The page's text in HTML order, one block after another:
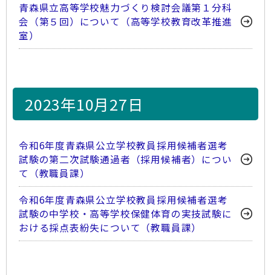
青森県立高等学校魅力づくり検討会議第１分科
会（第５回）について（高等学校教育改革推進
室）
2023年10月27日
令和6年度青森県公立学校教員採用候補者選考
試験の第二次試験通過者（採用候補者）につい
て（教職員課）
令和6年度青森県公立学校教員採用候補者選考
試験の中学校・高等学校保健体育の実技試験に
おける採点表紛失について（教職員課）